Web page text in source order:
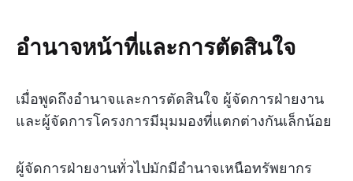
อำนาจหน้าที่และการตัดสินใจ
เมื่อพูดถึงอำนาจและการตัดสินใจ ผู้จัดการฝ่ายงาน
และผู้จัดการโครงการมีมุมมองที่แตกต่างกันเล็กน้อย
ผู้จัดการฝ่ายงานทั่วไปมักมีอำนาจเหนือทรัพยากร